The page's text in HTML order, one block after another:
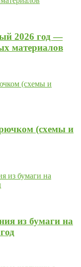
2026 год —
материалов
(схемы и
из бумаги на